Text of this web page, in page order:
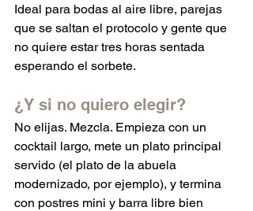
Ideal para bodas al aire libre, parejas
que se saltan el protocolo y gente que
no quiere estar tres horas sentada
esperando el sorbete.
¿Y si no quiero elegir?
No elijas. Mezcla. Empieza con un
cocktail largo, mete un plato principal
servido (el plato de la abuela
modernizado, por ejemplo), y termina
con postres mini y barra libre bien